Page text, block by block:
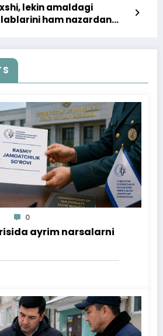
lekin amaldagi
ham nazardan
0
ayrim narsalarni